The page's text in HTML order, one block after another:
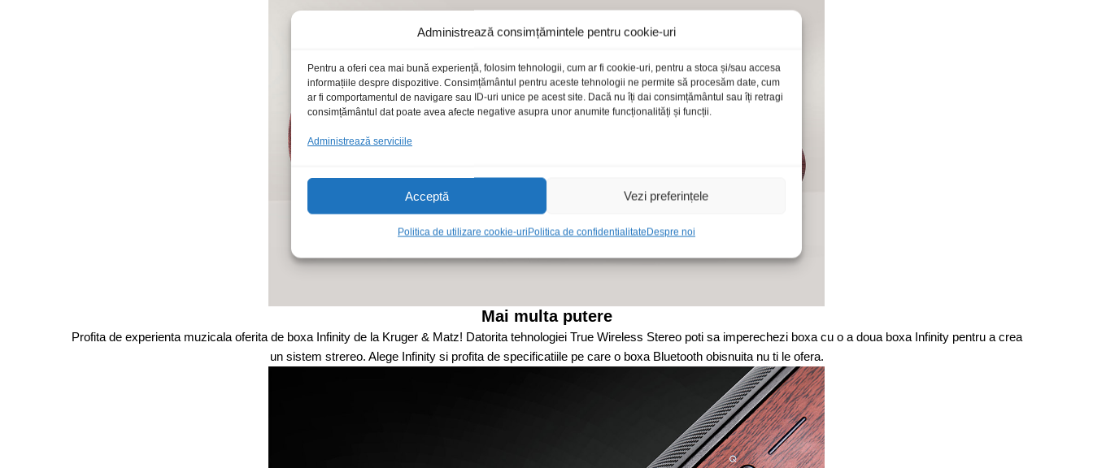
Administrează consimțămintele pentru cookie-uri
Pentru a oferi cea mai bună experiență, folosim tehnologii, cum ar fi cookie-uri, pentru a stoca și/sau accesa
informațiile despre dispozitive. Consimțământul pentru aceste tehnologii ne permite să procesăm date, cum
ar fi comportamentul de navigare sau ID-uri unice pe acest site. Dacă nu îți dai consimțământul sau îți retragi
consimțământul dat poate avea afecte negative asupra unor anumite funcționalități și funcții.
Administrează serviciile
Acceptă Vezi preferințele
Politica de utilizare cookie-uriPolitica de confidentialitateDespre noi
Mai multa putere
Profita de experienta muzicala oferita de boxa Infinity de la Kruger & Matz! Datorita tehnologiei True Wireless Stereo poti sa imperechezi boxa cu o a doua boxa Infinity pentru a crea
un sistem strereo. Alege Infinity si profita de specificatiile pe care o boxa Bluetooth obisnuita nu ti le ofera.